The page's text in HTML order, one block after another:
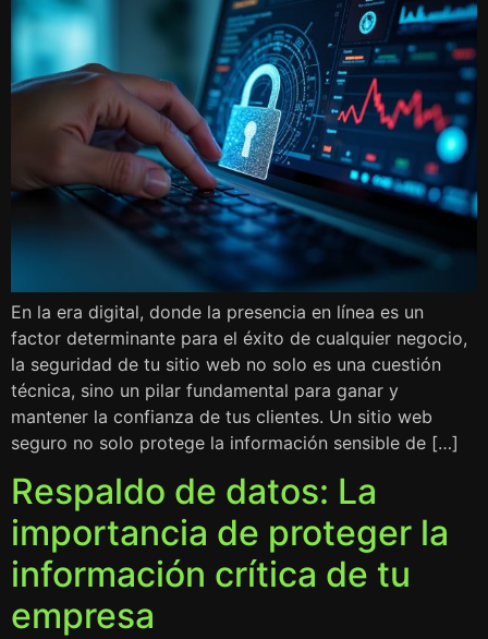
En la era digital, donde la presencia en línea es un
factor determinante para el éxito de cualquier negocio,
la seguridad de tu sitio web no solo es una cuestión
técnica, sino un pilar fundamental para ganar y
mantener la confianza de tus clientes. Un sitio web
seguro no solo protege la información sensible de […]
Respaldo de datos: La
importancia de proteger la
información crítica de tu
empresa